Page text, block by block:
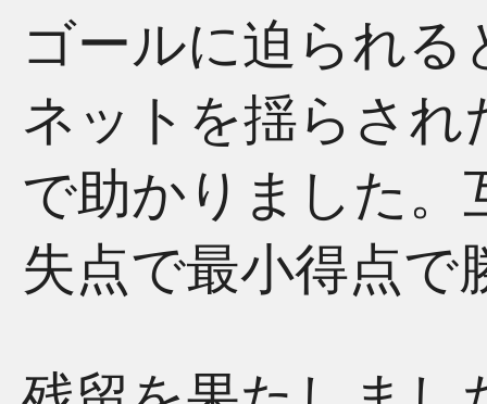
ゴールに迫られ
ネットを揺らさ
で助かりました。
失点で最小得点で